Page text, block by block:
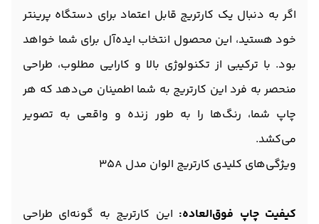
اگر به دنبال یک کارتریج قابل اعتماد برای دستگاه پرینتر
خود هستید، این محصول انتخاب ایده‌آل برای شما خواهد
بود. با ترکیبی از تکنولوژی بالا و کارایی مطلوب، طراحی
منحصر به فرد این کارتریج به شما اطمینان می‌دهد که هر
چاپ شما، رنگ‌ها را به طور زنده و واقعی به تصویر
می‌کشد.
ویژگی‌های کلیدی کارتریج الوان مدل 35A
کیفیت چاپ فوق‌العاده: این کارتریج به گونه‌ای طراحی